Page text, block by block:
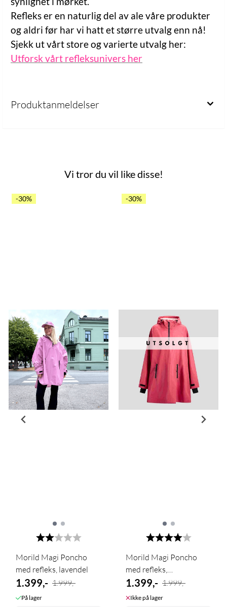
Refleks er en naturlig del av ale våre produkter
og aldri før har vi hatt et større utvalg enn nå!
Sjekk ut vårt store og varierte utvalg her:
Utforsk vårt refleksunivers her
Produktanmeldelser
Vi tror du vil like disse!
-30%
Karakter: 2.0 av 5 mulige
Morild Magi Poncho
med refleks, lavendel
1.399,- 1.999,-
På lager
-30%
Karakter: 4.0 av 5
Morild Magi Poncho
med refleks,
rhododendron
1.399,- 1.999,-
Ikke på lager